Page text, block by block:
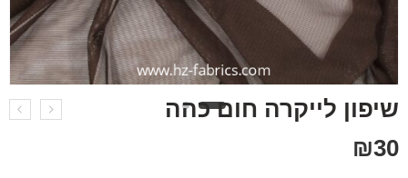
שיפון לייקרה חום כהה
₪30